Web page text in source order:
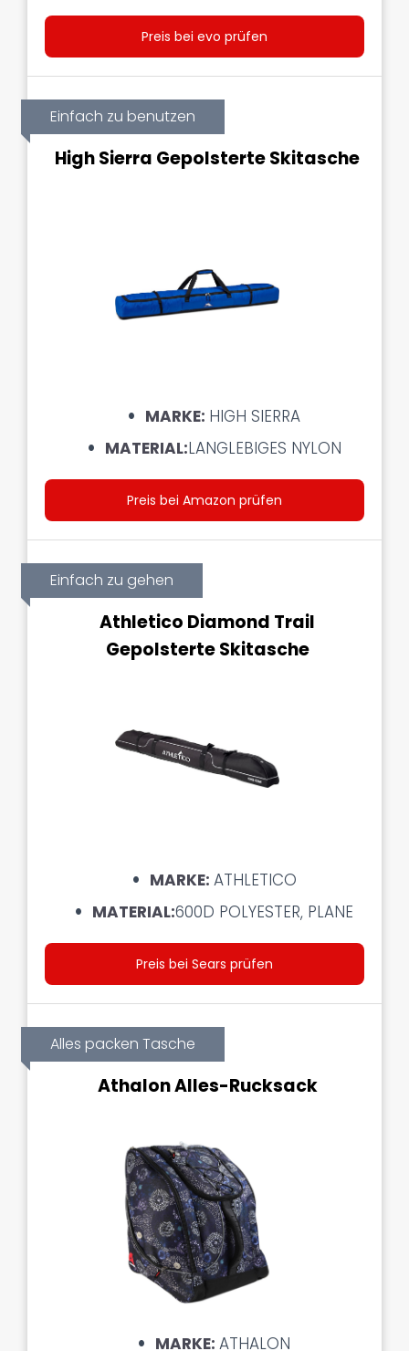
Preis bei evo prüfen
Einfach zu benutzen
High Sierra Gepolsterte Skitasche
MARKE: HIGH SIERRA
MATERIAL:LANGLEBIGES NYLON
Preis bei Amazon prüfen
Einfach zu gehen
Athletico Diamond Trail
Gepolsterte Skitasche
MARKE: ATHLETICO
MATERIAL:600D POLYESTER, PLANE
Preis bei Sears prüfen
Alles packen Tasche
Athalon Alles-Rucksack
MARKE: ATHALON